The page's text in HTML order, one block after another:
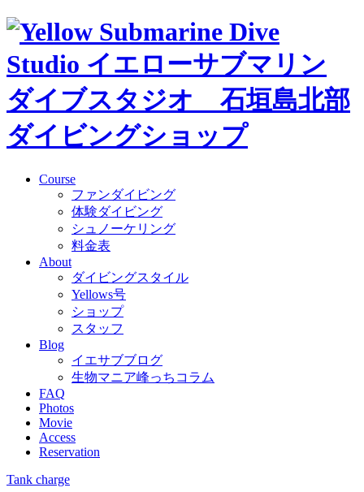
Course
ファンダイビング
体験ダイビング
シュノーケリング
料金表
About
ダイビングスタイル
Yellows号
ショップ
スタッフ
Blog
イエサブブログ
生物マニア峰っちコラム
FAQ
Photos
Movie
Access
Reservation
Tank charge